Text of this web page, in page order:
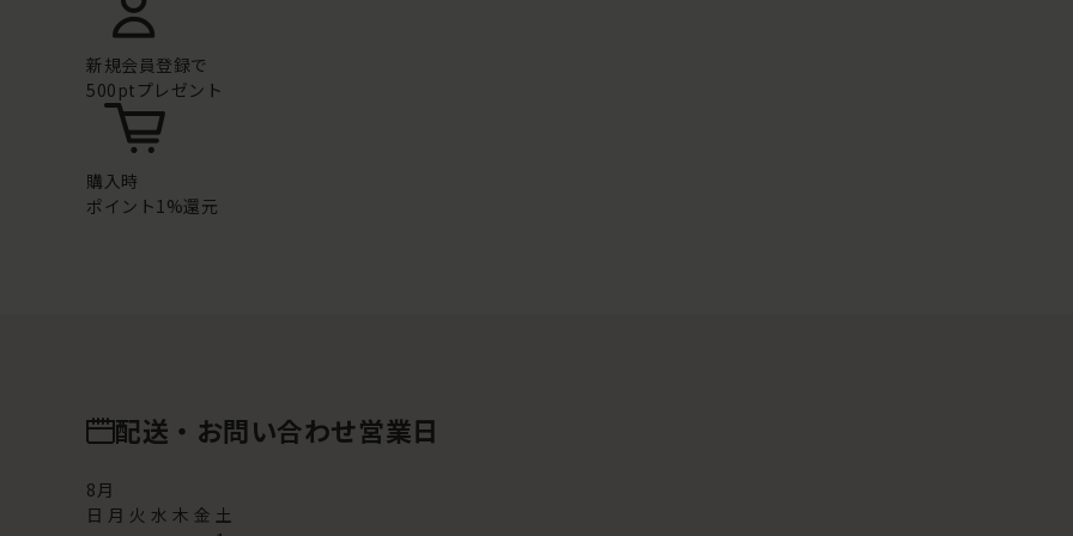
新規会員登録で
500ptプレゼント
購入時
ポイント1%還元
配送・お問い合わせ営業日
8月
日 月 火 水 木 金 土